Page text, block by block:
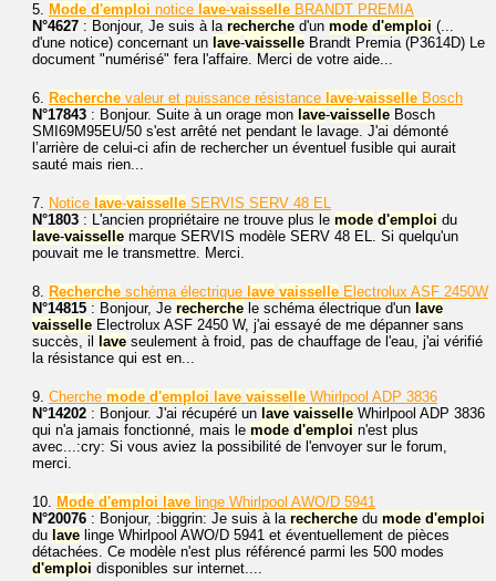
5. Mode d'emploi notice lave-vaisselle BRANDT PREMIA
N°4627 : Bonjour, Je suis à la recherche d'un mode d'emploi (...
d'une notice) concernant un lave-vaisselle Brandt Premia (P3614D) Le
document "numérisé" fera l'affaire. Merci de votre aide...
6. Recherche valeur et puissance résistance lave-vaisselle Bosch
N°17843 : Bonjour. Suite à un orage mon lave-vaisselle Bosch
SMI69M95EU/50 s'est arrêté net pendant le lavage. J'ai démonté
l’arrière de celui-ci afin de rechercher un éventuel fusible qui aurait
sauté mais rien...
7. Notice lave-vaisselle SERVIS SERV 48 EL
N°1803 : L'ancien propriétaire ne trouve plus le mode d'emploi du
lave-vaisselle marque SERVIS modèle SERV 48 EL. Si quelqu'un
pouvait me le transmettre. Merci.
8. Recherche schéma électrique lave vaisselle Electrolux ASF 2450W
N°14815 : Bonjour, Je recherche le schéma électrique d'un lave
vaisselle Electrolux ASF 2450 W, j'ai essayé de me dépanner sans
succès, il
lave seulement à froid, pas de chauffage de l'eau, j'ai vérifié
la résistance qui est en...
9. Cherche mode d'emploi lave vaisselle Whirlpool ADP 3836
N°14202 : Bonjour. J'ai récupéré un lave vaisselle Whirlpool ADP 3836
qui n'a jamais fonctionné, mais le mode d'emploi n'est plus
avec...:cry: Si vous aviez la possibilité de l'envoyer sur le forum,
merci.
10. Mode d'emploi lave linge Whirlpool AWO/D 5941
N°20076 : Bonjour, :biggrin: Je suis à la recherche du mode d'emploi
du lave linge Whirlpool AWO/D 5941 et éventuellement de pièces
détachées. Ce modèle n'est plus référencé parmi les 500 modes
d'emploi disponibles sur internet....